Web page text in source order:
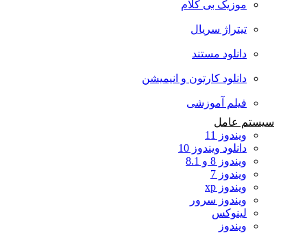
موزیک بی کلام
تیتراژ سریال
دانلود مستند
دانلود کارتون و انیمیشن
فیلم آموزشی
سیستم عامل
ویندوز 11
دانلود ویندوز 10
ویندوز 8 و 8.1
ویندوز 7
ویندوز xp
ویندوز سرور
لینوکس
ویندوز